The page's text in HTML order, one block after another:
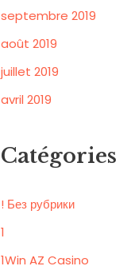
septembre 2019
août 2019
juillet 2019
avril 2019
Catégories
! Без рубрики
1
1Win AZ Casino